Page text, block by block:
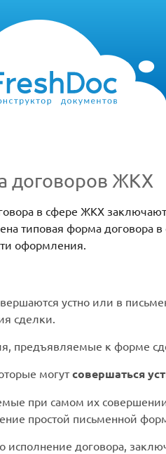
договоров ЖКХ
в сфере ЖКХ
типовая форма
оформления.
устно или в
сделки.
предъявляемые к форме
могутсовершаться
при самом их
простой письменной
исполнение договора,